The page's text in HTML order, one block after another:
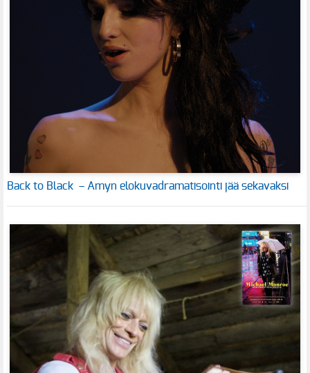
Back to Black – Amyn elokuvadramatisointi jää sekavaksi